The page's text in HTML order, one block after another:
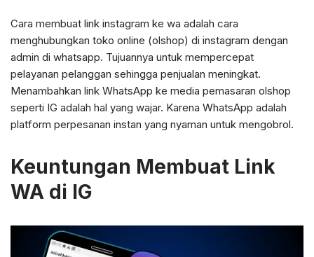
Cara membuat link instagram ke wa adalah cara
menghubungkan toko online (olshop) di instagram dengan
admin di whatsapp. Tujuannya untuk mempercepat
pelayanan pelanggan sehingga penjualan meningkat.
Menambahkan link WhatsApp ke media pemasaran olshop
seperti IG adalah hal yang wajar. Karena WhatsApp adalah
platform perpesanan instan yang nyaman untuk mengobrol.
Keuntungan Membuat Link
WA di IG